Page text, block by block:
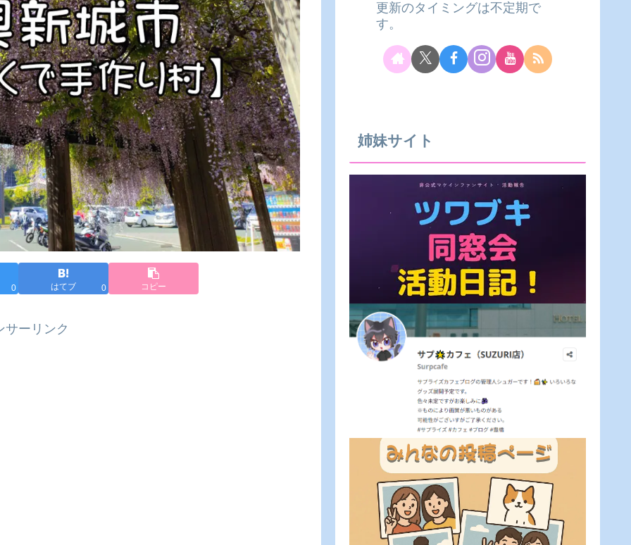
0 はてブ 0 コピー
サーリンク
更新のタイミングは不定期で
す。
姉妹サイト